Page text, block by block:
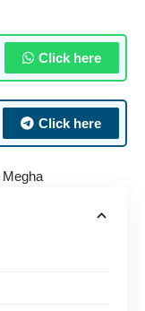
Click here
Click here
Megha